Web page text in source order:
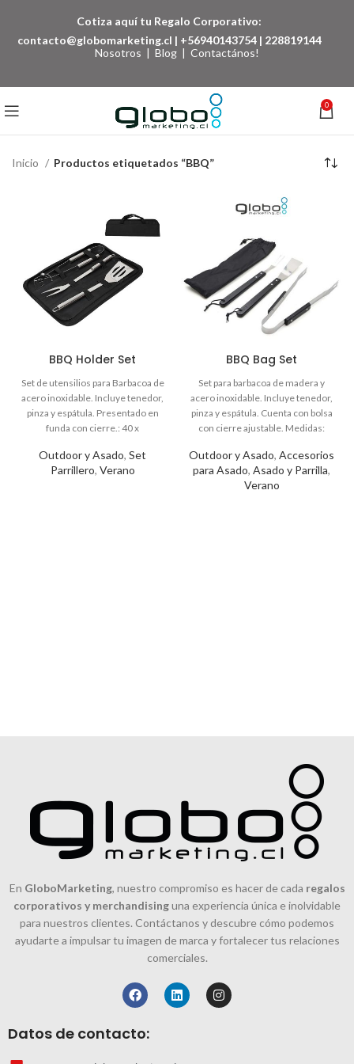
Cotiza aquí tu Regalo Corporativo:
contacto@globomarketing.cl | +56940143754 | 228819144
Nosotros | Blog | Contactános!
0
Inicio Productos etiquetados “BBQ”
BBQ Holder Set
Outdoor y Asado, Set
Parrillero, Verano
BBQ Bag Set
Outdoor y Asado, Accesorios
para Asado, Asado y Parrilla,
Verano
En GloboMarketing, nuestro compromiso es hacer de cada regalos
corporativos y merchandisinguna experiencia única e inolvidable
para nuestros clientes. Contáctanos y descubre cómo podemos
ayudarte a impulsar tu imagen de marca y fortalecer tus relaciones
comerciales.
Datos de contacto: